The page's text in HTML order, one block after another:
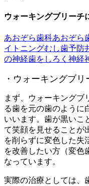
ウォーキングブリーチ
あおぞら歯科あおぞら
イトニングむし歯予防
の神経歯をしろく 神経
・ウォーキングブ
まず、ウォーキングブ
る歯を元の歯のように
いいます。歯が黒いこ
て笑顔を見せることが
を削らずに変色した失
を改善したい方（変色
なっています。
実際の治療としては、